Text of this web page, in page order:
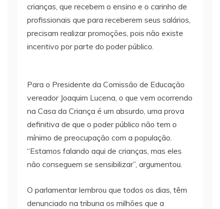
crianças, que recebem o ensino e o carinho de
profissionais que para receberem seus salários,
precisam realizar promoções, pois não existe
incentivo por parte do poder público.
Para o Presidente da Comissão de Educação
vereador Joaquim Lucena, o que vem ocorrendo
na Casa da Criança é um absurdo, uma prova
definitiva de que o poder público não tem o
mínimo de preocupação com a população.
“Estamos falando aqui de crianças, mas eles
não conseguem se sensibilizar”, argumentou.
O parlamentar lembrou que todos os dias, têm
denunciado na tribuna os milhões que a